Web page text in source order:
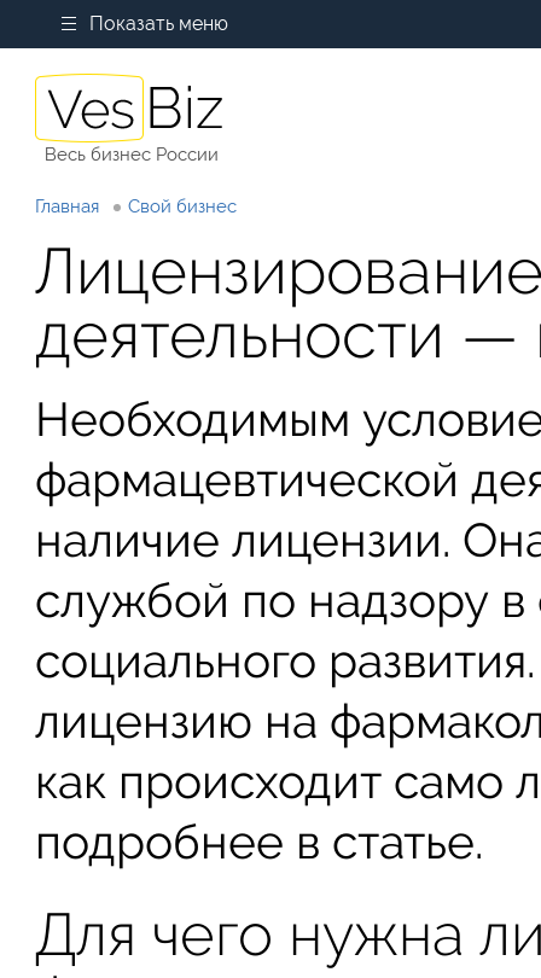
Показать меню
Весь бизнес России
Главная Свой бизнес
деятельности
Необходимым
фармацевтической
наличие лицензии.
службой по надзору
социального
лицензию на
как происходит само
подробнее в статье.
Для чего нужна